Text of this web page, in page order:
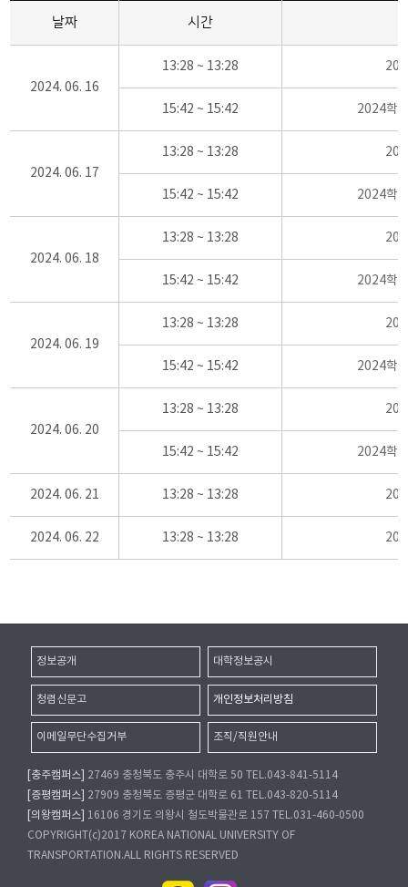
날짜 시간
2024. 06. 16
13:28 ~ 13:28
15:42 ~ 15:42 2024학
2024. 06. 17
13:28 ~ 13:28
15:42 ~ 15:42 2024학
2024. 06. 18
13:28 ~ 13:28
15:42 ~ 15:42 2024학
2024. 06. 19
13:28 ~ 13:28
15:42 ~ 15:42 2024학
2024. 06. 20
13:28 ~ 13:28
15:42 ~ 15:42 2024학
2024. 06. 21 13:28 ~ 13:28
2024. 06. 22 13:28 ~ 13:28
정보공개 대학정보공시
청렴신문고 개인정보처리방침
이메일무단수집거부 조직/직원안내
[충주캠퍼스]
27469 충청북도 충주시 대학로 50 TEL.043-841-5114
[증평캠퍼스]
27909 충청북도 증평군 대학로 61 TEL.043-820-5114
[의왕캠퍼스]
16106 경기도 의왕시 철도박물관로 157 TEL.031-460-0500
COPYRIGHT(c)2017 KOREA NATIONAL UNIVERSITY OF
TRANSPORTATION.ALL RIGHTS RESERVED